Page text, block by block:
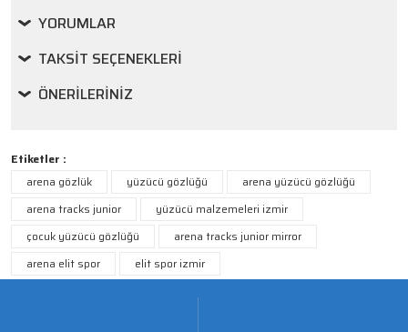
YORUMLAR
TAKSIT SEÇENEKLERI
ÖNERILERINIZ
Etiketler :
arena gözlük
yüzücü gözlüğü
arena yüzücü gözlüğü
arena tracks junior
yüzücü malzemeleri izmir
çocuk yüzücü gözlüğü
arena tracks junior mirror
arena elit spor
elit spor izmir